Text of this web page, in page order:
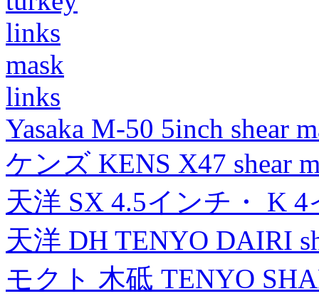
links
mask
links
Yasaka M-50 5inch shear
ケンズ KENS X47 shear
天洋 SX 4.5インチ・ K
天洋 DH TENYO DAIRI
モクト 木砥 TENYO